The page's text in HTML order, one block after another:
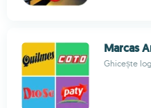
Marcas
Ghicește